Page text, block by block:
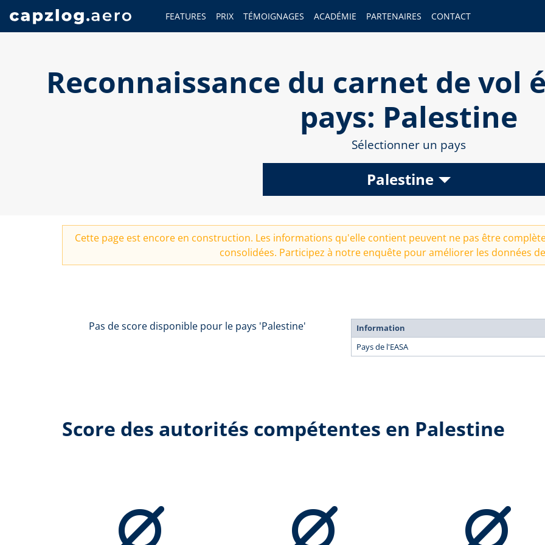
FEATURES PRIX TÉMOIGNAGES ACADÉMIE PARTENAIRES CONTACT
Reconnaissance du carnet de vol
pays: Palestine
Sélectionner un pays
Palestine
Cette page est encore en construction. Les informations qu'elle contient peuvent ne pas être
consolidées. Participez à notre enquêtepour améliorer les données
Pas de score disponible pour le pays 'Palestine'
Information
Pays de l'EASA
Score des autorités compétentes en Palestine